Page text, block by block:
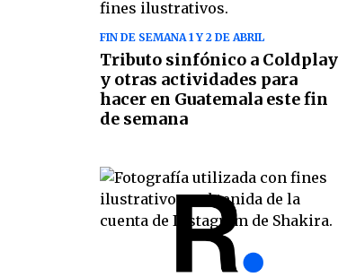
FIN DE SEMANA 1 Y 2 DE ABRIL
Tributo sinfónico a Coldplay
y otras actividades para
hacer en Guatemala este fin
de semana